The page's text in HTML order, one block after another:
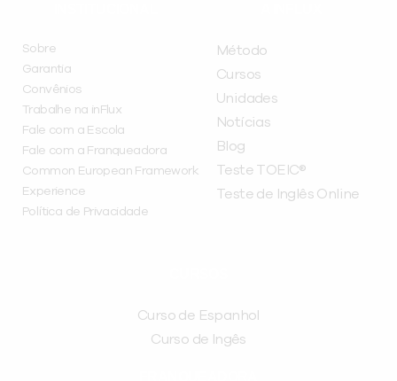
Sobre
Garantia
Convênios
Trabalhe na inFlux
Fale com a Escola
Fale com a Franqueadora
Common European Framework
Experience
Política de Privacidade
Método
Cursos
Unidades
Notícias
Blog
Teste TOEIC®
Teste de Inglês Online
Curso de Espanhol
Curso de Ingês